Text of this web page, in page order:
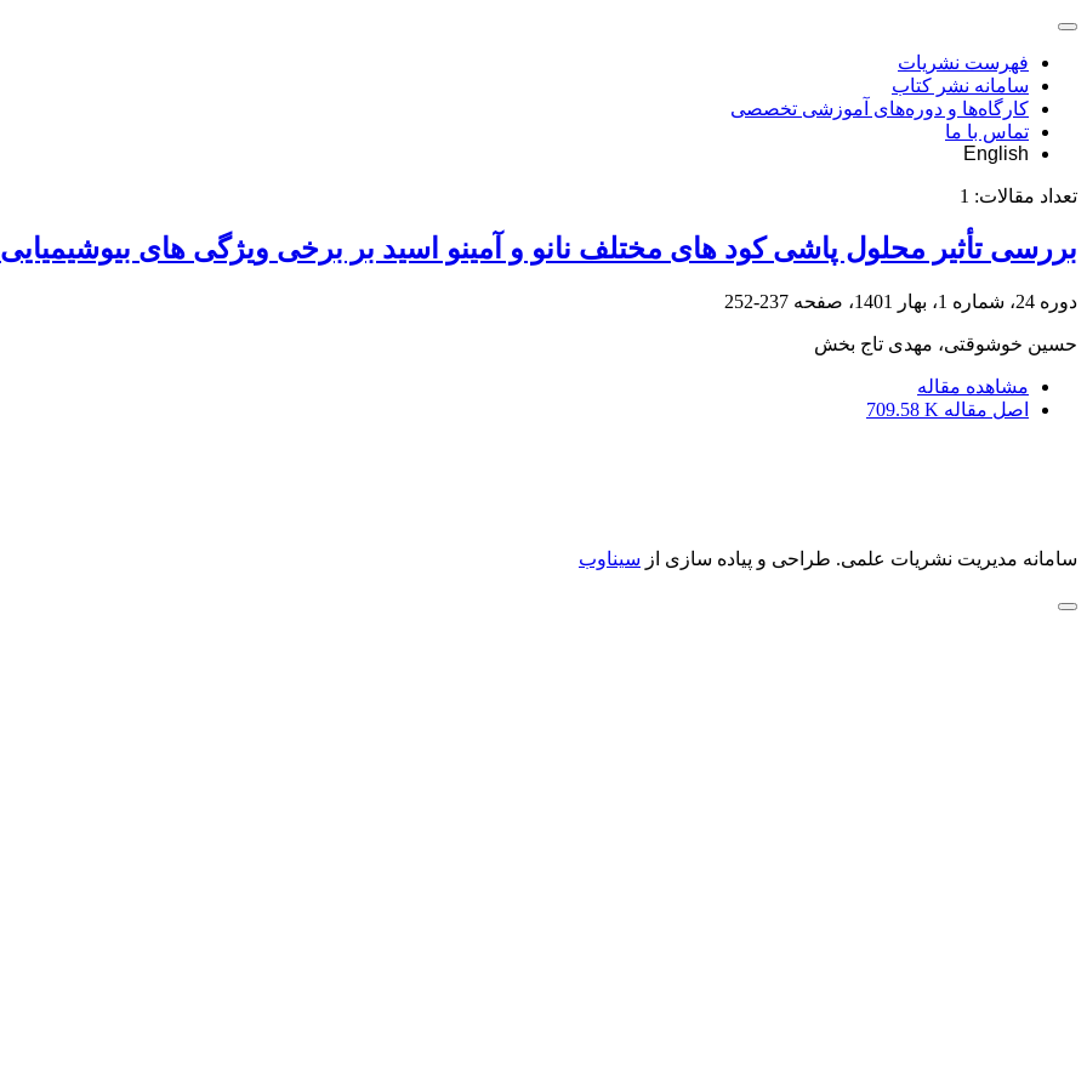
فهرست نشریات
سامانه نشر کتاب
کارگاه‌ها و دوره‌های آموزشی تخصصی
تماس با ما
English
تعداد مقالات: 1
بررسی تأثیر محلول پاشی کود های مختلف نانو و آمینو اسید بر برخی ویژگی‌ های
دوره 24، شماره 1، بهار 1401، صفحه 237-252
حسین خوشوقتی، مهدی تاج بخش
مشاهده مقاله
اصل مقاله 709.58 K
سامانه مدیریت نشریات علمی. طراحی و پیاده سازی از سیناوب